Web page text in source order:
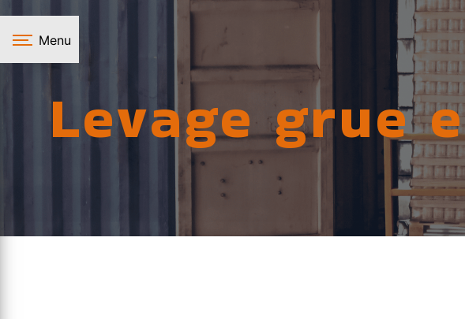
Panneau de gestion des cookies
Menu
Levage grue